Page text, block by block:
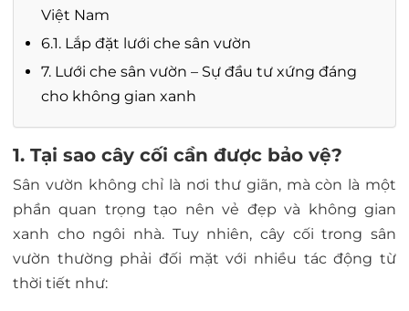
Việt Nam
6.1. Lắp đặt lưới che sân vườn
7. Lưới che sân vườn – Sự đầu tư xứng đáng
cho không gian xanh
1. Tại sao cây cối cần được bảo vệ?
Sân vườn không chỉ là nơi thư giãn, mà còn là một
phần quan trọng tạo nên vẻ đẹp và không gian
xanh cho ngôi nhà. Tuy nhiên, cây cối trong sân
vườn thường phải đối mặt với nhiều tác động từ
thời tiết như: